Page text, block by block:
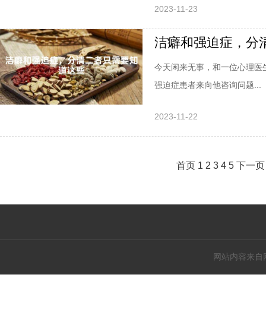
2023-11-23
洁癖和强迫症，分
今天闲来无事，和一位心理
强迫症患者来向他咨询问题...
2023-11-22
首页 1 2 3 4 5 下一页
网站内容来